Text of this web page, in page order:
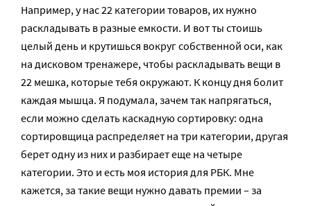
Например, у нас 22 категории товаров, их нужно
раскладывать в разные емкости. И вот ты стоишь
целый день и крутишься вокруг собственной оси, как
на дисковом тренажере, чтобы раскладывать вещи в
22 мешка, которые тебя окружают. К концу дня болит
каждая мышца. Я подумала, зачем так напрягаться,
если можно сделать каскадную сортировку: одна
сортировщица распределяет на три категории, другая
берет одну из них и разбирает еще на четыре
категории. Это и есть моя история для РБК. Мне
кажется, за такие вещи нужно давать премии – за